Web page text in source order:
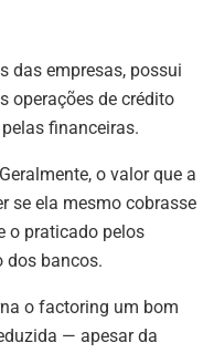
das empresas, possui
operações de crédito
financeiras.
o valor que a
se ela mesmo cobrasse
o praticado pelos
dos bancos.
o factoring um bom
— apesar da